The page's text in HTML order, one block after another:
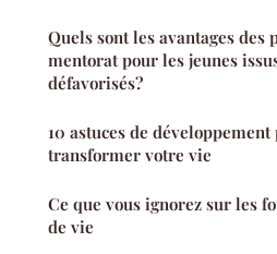
Quels sont les avantages des
mentorat pour les jeunes
défavorisés?
10 astuces de
transformer votre vie
Ce que vous ignorez sur les
de vie